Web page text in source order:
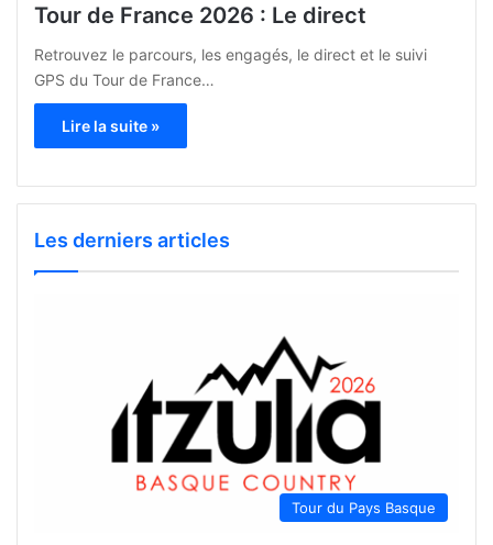
Tour de France 2026 : Le direct
Retrouvez le parcours, les engagés, le direct et le suivi
GPS du Tour de France…
Lire la suite »
Les derniers articles
Tour du Pays Basque